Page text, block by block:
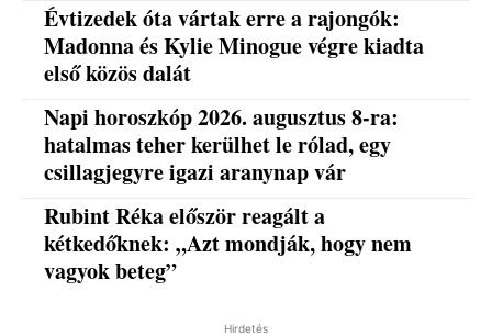
Évtizedek óta vártak erre a rajongók:
Madonna és Kylie Minogue végre kiadta
első közös dalát
Napi horoszkóp 2026. augusztus 8-ra:
hatalmas teher kerülhet le rólad, egy
csillagjegyre igazi aranynap vár
Rubint Réka először reagált a
kétkedőknek: „Azt mondják, hogy nem
vagyok beteg”
Hirdetés